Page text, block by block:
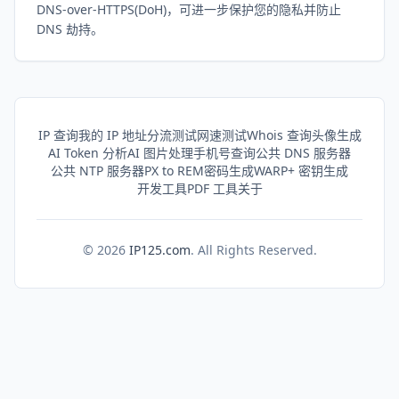
DNS-over-HTTPS(DoH)，可进一步保护您的隐私并防止
DNS 劫持。
IP 查询我的 IP 地址分流测试网速测试Whois 查询头像生成
AI Token 分析AI 图片处理手机号查询公共 DNS 服务器
公共 NTP 服务器PX to REM密码生成WARP+ 密钥生成
开发工具PDF 工具关于
© 2026 IP125.com. All Rights Reserved.